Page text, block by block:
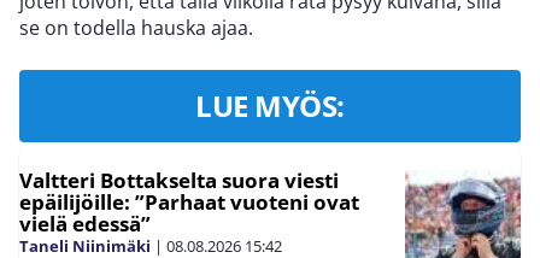
se on todella hauska ajaa.
LUE MYÖS:
Valtteri Bottakselta suora viesti
epäilijöille: ”Parhaat vuoteni ovat
vielä edessä”
Taneli Niinimäki | 08.08.2026 15:42